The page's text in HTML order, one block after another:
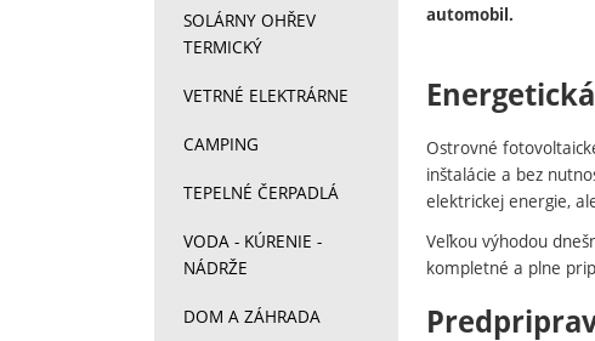
automobil.
Ostrovné
inštalácie a bez
elektrickej energie,
Veľkou výhodou
kompletné a plne
SOLÁRNY OHŘEV
TERMICKÝ
VETRNÉ ELEKTRÁRNE
CAMPING
TEPELNÉ ČERPADLÁ
VODA - KÚRENIE -
NÁDRŽE
DOM A ZÁHRADA